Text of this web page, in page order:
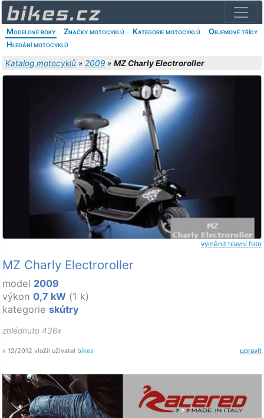
Modelové roky Značky motocyklů Kategorie motocyklů
Objemové třídy
Hledání motocyklů
Katalog motocyklů » 2009 » MZ Charly Electroroller
vyměnit hlavní foto
MZ Charly Electroroller
model 2009
výkon 0,7 kW (1 k)
kategorie skútry
zhlédnuto 436x
upravit
» 12/2012 vložil uživatel bikes